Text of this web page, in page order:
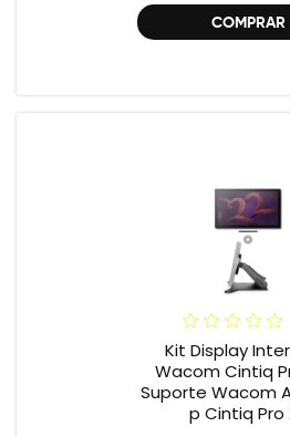
COMPRAR
Kit Display
Wacom Cintiq
Suporte Wacom
p Cintiq Pro